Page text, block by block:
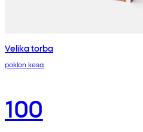
Velika torba
poklon kesa
100